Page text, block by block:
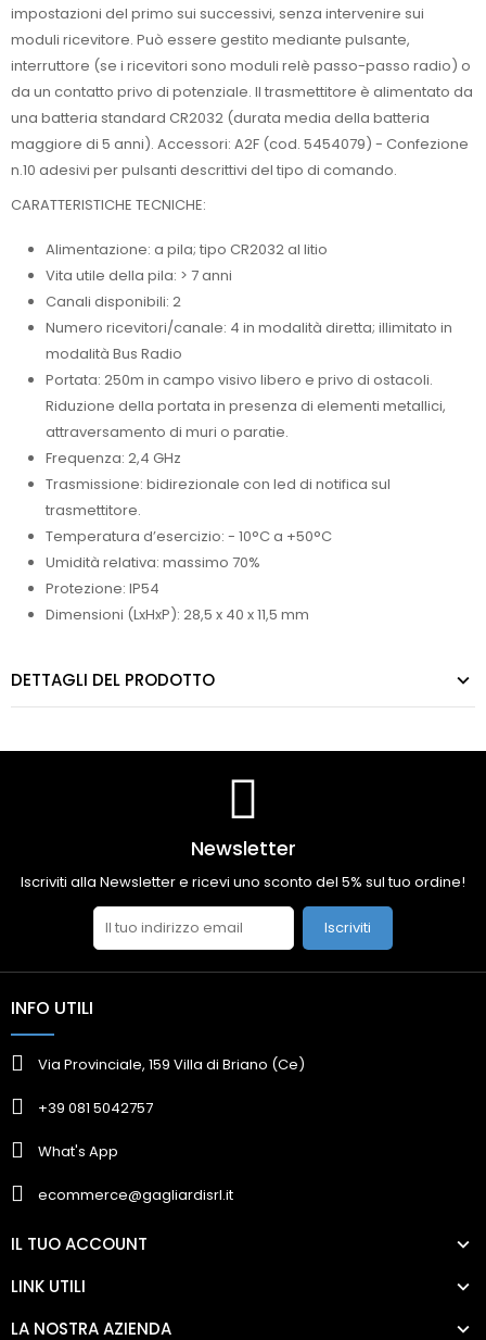
impostazioni del primo sui successivi, senza intervenire sui
moduli ricevitore. Può essere gestito mediante pulsante,
interruttore (se i ricevitori sono moduli relè passo-passo radio) o
da un contatto privo di potenziale. Il trasmettitore è alimentato da
una batteria standard CR2032 (durata media della batteria
maggiore di 5 anni). Accessori: A2F (cod. 5454079) - Confezione
n.10 adesivi per pulsanti descrittivi del tipo di comando.
CARATTERISTICHE TECNICHE:
Alimentazione: a pila; tipo CR2032 al litio
Vita utile della pila: > 7 anni
Canali disponibili: 2
Numero ricevitori/canale: 4 in modalità diretta; illimitato in
modalità Bus Radio
Portata: 250m in campo visivo libero e privo di ostacoli.
Riduzione della portata in presenza di elementi metallici,
attraversamento di muri o paratie.
Frequenza: 2,4 GHz
Trasmissione: bidirezionale con led di notifica sul
trasmettitore.
Temperatura d’esercizio: - 10°C a +50°C
Umidità relativa: massimo 70%
Protezione: IP54
Dimensioni (LxHxP): 28,5 x 40 x 11,5 mm
DETTAGLI DEL PRODOTTO
Newsletter
Iscriviti alla Newsletter e ricevi uno sconto del 5% sul tuo ordine!
Iscriviti
INFO UTILI
Via Provinciale, 159 Villa di Briano (Ce)
+39 081 5042757
What's App
ecommerce@gagliardisrl.it
IL TUO ACCOUNT
LINK UTILI
LA NOSTRA AZIENDA